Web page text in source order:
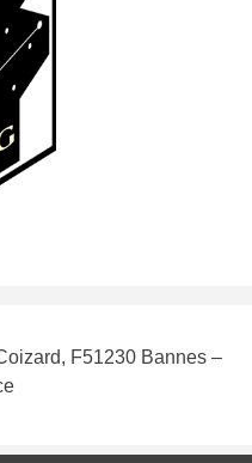
F51230 Bannes –